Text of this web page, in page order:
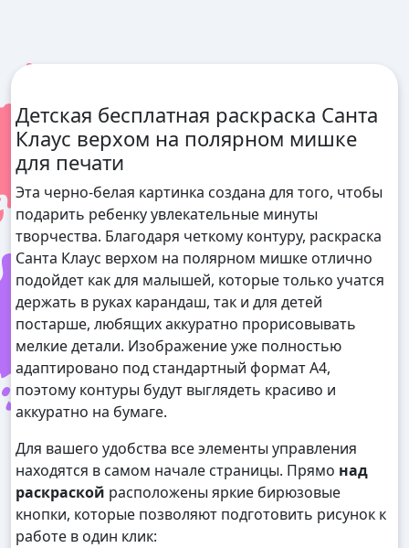
Детская бесплатная раскраска Санта
Клаус верхом на полярном мишке
для печати
Эта черно-белая картинка создана для того, чтобы
подарить ребенку увлекательные минуты
творчества. Благодаря четкому контуру, раскраска
Санта Клаус верхом на полярном мишке отлично
подойдет как для малышей, которые только учатся
держать в руках карандаш, так и для детей
постарше, любящих аккуратно прорисовывать
мелкие детали. Изображение уже полностью
адаптировано под стандартный формат А4,
поэтому контуры будут выглядеть красиво и
аккуратно на бумаге.
Для вашего удобства все элементы управления
находятся в самом начале страницы. Прямо над
раскраской расположены яркие бирюзовые
кнопки, которые позволяют подготовить рисунок к
работе в один клик: